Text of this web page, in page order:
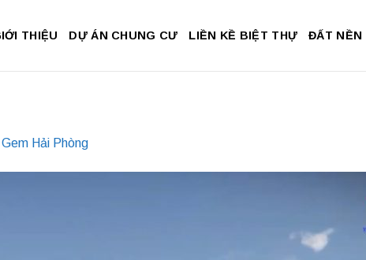
THIỆU DỰ ÁN CHUNG CƯ LIỀN KỀ BIỆT THỰ ĐẤT NỀN
Hải Phòng